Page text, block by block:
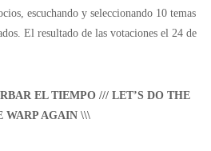
escuchando y seleccionando 10 temas
El resultado de las votaciones el 24 de
EL TIEMPO /// LET’S DO THE
WARP AGAIN \\\